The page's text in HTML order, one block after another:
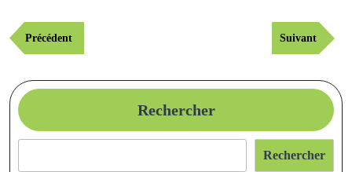
Navigation
dePublication
précédente
Précédent
Article
suivant
Suivant
Rechercher
Rechercher